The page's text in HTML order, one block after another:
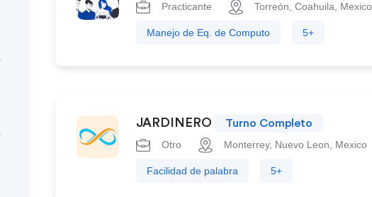
Practicante
Torreón, Coahuila, Mexico
Manejo de Eq. de Computo 5+
JARDINERO
Turno Completo
Otro
Monterrey, Nuevo Leon, Mexico
Facilidad de palabra 5+